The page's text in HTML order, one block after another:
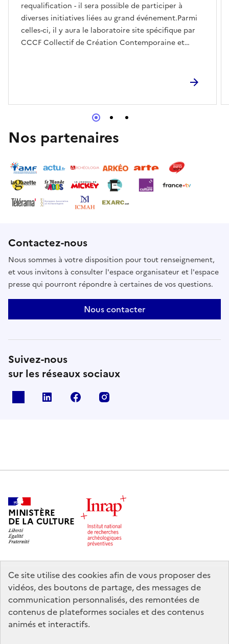
Ce site utilise des cookies afin de vous proposer des
vidéos, des boutons de partage, des messages de
communication personnalisés, des remontées de
contenus de plateformes sociales et des contenus
animés et interactifs.
requalification - il sera possible de participer à
diverses initiatives liées au grand événement.Parmi
celles-ci, il y aura le laboratoire site spécifique par
CCCF Collectif de Création Contemporaine et
récits thématiques traversant la mémoire politique,
iconographies marginales en utilisant des capsules
textiles, fanzines et installations.Il s’agit d’un atelier
l’impression originale avec la photocopieuse et
Nos partenaires
Contactez-nous
Nous sommes à votre disposition pour tout renseignement,
et vous invitons à consulter l'espace organisateur et l'espace
presse qui pourront répondre à certaines de vos questions.
Nous contacter
Suivez-nous
sur les réseaux sociaux
Linkedin Facebook
MINISTÈRE
DE LA CULTURE
legifrance.gouv.fr
info.gouv.fr
service-public.gouv.fr
data.gouv.fr